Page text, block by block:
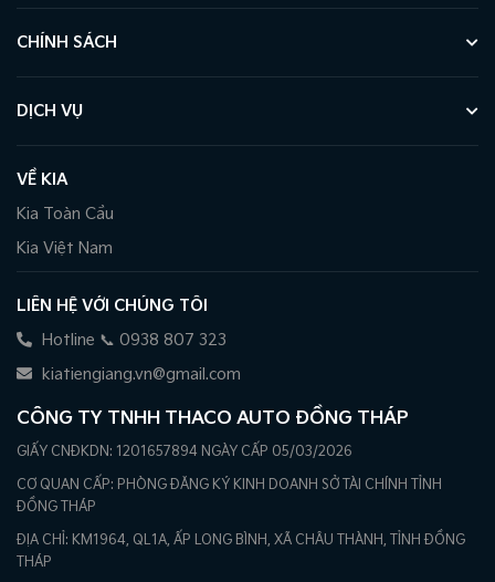
CHÍNH SÁCH
DỊCH VỤ
VỀ KIA
Kia Toàn Cầu
Kia Việt Nam
LIÊN HỆ VỚI CHÚNG TÔI
Hotline 📞 0938 807 323
kiatiengiang.vn@gmail.com
CÔNG TY TNHH THACO AUTO ĐỒNG THÁP
GIẤY CNĐKDN: 1201657894 NGÀY CẤP 05/03/2026
CƠ QUAN CẤP: PHÒNG ĐĂNG KÝ KINH DOANH SỞ TÀI CHÍNH TỈNH
ĐỒNG THÁP
ĐỊA CHỈ: KM1964, QL1A, ẤP LONG BÌNH, XÃ CHÂU THÀNH, TỈNH ĐỒNG
THÁP